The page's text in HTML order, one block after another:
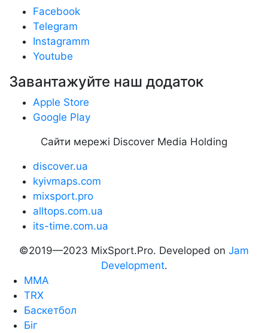
Facebook
Telegram
Instagramm
Youtube
Завантажуйте наш додаток
Apple Store
Google Play
Сайти мережі Discover Media Holding
discover.ua
kyivmaps.com
mixsport.pro
alltops.com.ua
its-time.com.ua
©2019—2023 MixSport.Pro. Developed on Jam
Development.
MMA
TRX
Баскетбол
Біг